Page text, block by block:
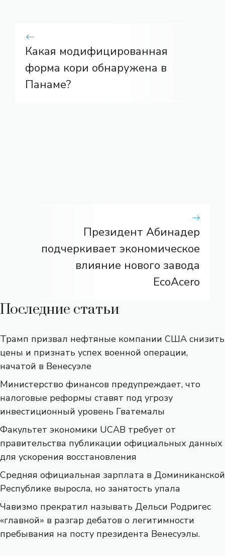
Какая модифицированная
форма кори обнаружена в
Панаме?
Президент Абинадер
подчеркивает экономическое
влияние нового завода
EcoAcero
Последние статьи
Трамп призвал нефтяные компании США снизить
цены и признать успех военной операции,
начатой ​​в Венесуэле
Министерство финансов предупреждает, что
налоговые реформы ставят под угрозу
инвестиционный уровень Гватемалы
Факультет экономики UCAB требует от
правительства публикации официальных данных
для ускорения восстановления
Средняя официальная зарплата в Доминиканской
Республике выросла, но занятость упала
Чавизмо прекратил называть Дельси Родригес
«главной» в разгар дебатов о легитимности
пребывания на посту президента Венесуэлы.